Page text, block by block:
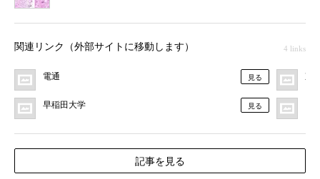
関連リンク（外部サイトに移動します） 4 links
電通 見る
早稲田大学 見る
東
記事を見る